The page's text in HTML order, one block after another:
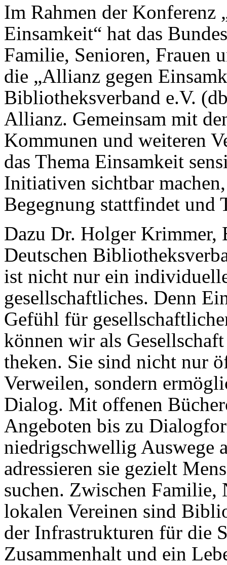
Im Rahmen der Konferenz
Einsamkeit“ hat das
Familie, Senioren, Frauen
die „Allianz gegen
Bibliotheksverband e.V.
Allianz. Gemeinsam mit
Kommunen und weiteren
das Thema Einsamkeit
Initiativen sichtbar
Begegnung stattfindet und
Dazu Dr. Holger Krimmer,
Deutschen
ist nicht nur ein
gesellschaftliches. Denn
Gefühl für
können wir als
theken. Sie sind nicht nur
Verweilen, sondern
Dialog. Mit offenen
Angeboten bis zu
niedrigschwellig Auswege
adressieren sie gezielt
suchen. Zwischen Familie,
lokalen Vereinen sind
der Infrastrukturen für die
Zusammenhalt und ein